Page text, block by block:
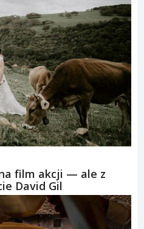
film akcji — ale z
David Gil